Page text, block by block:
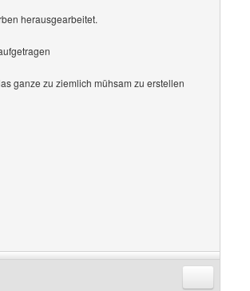
herausgearbeitet.
ganze zu ziemlich mühsam zu erstellen